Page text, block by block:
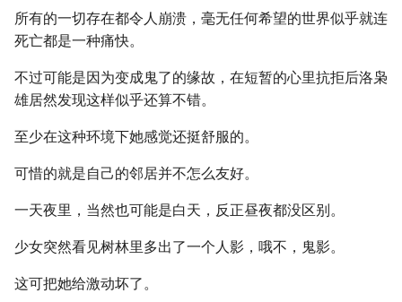
所有的一切存在都令人崩溃，毫无任何希望的世界似乎就连
死亡都是一种痛快。
不过可能是因为变成鬼了的缘故，在短暂的心里抗拒后洛枭
雄居然发现这样似乎还算不错。
至少在这种环境下她感觉还挺舒服的。
可惜的就是自己的邻居并不怎么友好。
一天夜里，当然也可能是白天，反正昼夜都没区别。
少女突然看见树林里多出了一个人影，哦不，鬼影。
这可把她给激动坏了。